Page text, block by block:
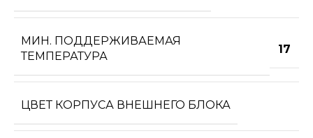
МИН. ПОДДЕРЖИВАЕМАЯ
ТЕМПЕРАТУРА
17
ЦВЕТ КОРПУСА ВНЕШНЕГО БЛОКА